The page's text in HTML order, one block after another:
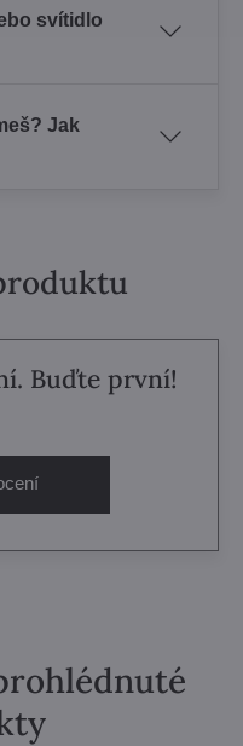
svítidlo
Jak
Buďte první!